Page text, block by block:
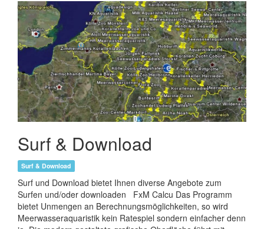
Surf & Download
Surf & Download
Surf und Download bietet Ihnen diverse Angebote zum
Surfen und/oder downloaden FxM Calcu Das Programm
bietet Unmengen an Berechnungsmöglichkeiten, so wird
Meerwasseraquaristik kein Ratespiel sondern einfacher denn